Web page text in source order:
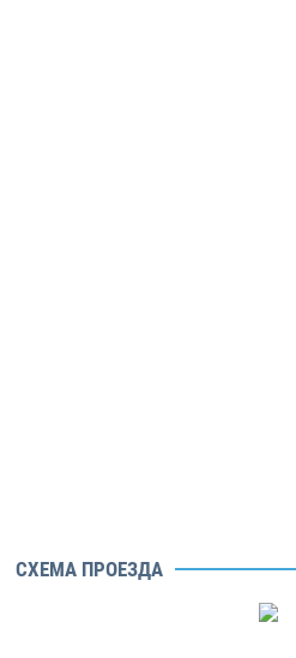
СХЕМА ПРОЕЗДА